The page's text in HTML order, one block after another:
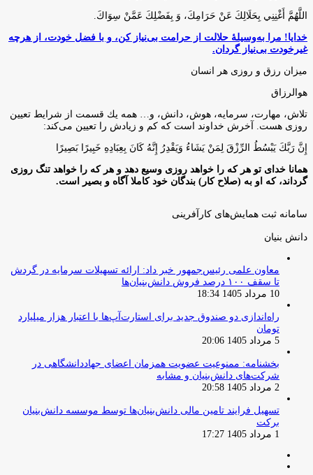
اللَّهُمَّ أَغْنِنِي بِحَلَالِكَ عَنْ حَرَامِكَ، وَ بِفَضْلِكَ عَمَّنْ سِوَاكَ‏.
خدایا! مرا به‌وسیلۀ حلالت از حرامت بی‌نیاز کن، و با فضل خودت، از هرچه
غیرخودت بی‌نیاز گردان.
میزان رزق و روزی هر انسان
هوالرزاق
تلاش، مهارت، سرمايه، هوش، دانش، و… همه يك قسمت از شرايط تعيين
روزى هست. آخرش خداوند است كه كم و زيادش را تعيين مى‌كند:
إِنَّ رَبَّكَ يَبْسُطُ الرِّزْقَ لِمَنْ يَشَاءُ وَيَقْدِرُ إِنَّهُ كَانَ بِعِبَادِهِ خَبِيرًا بَصِيرًا
همانا خدای تو هر که را خواهد روزی وسیع دهد و هر که را خواهد تنگ روزی
گرداند، که او به (صلاح کار) بندگان خود کاملا آگاه و بصیر است.
سامانه ثبت همایش‌های کارآفرینی
دانش‌ بنیان‌
معاون علمی رئیس‌جمهور خبر داد: ارائه تسهیلات سرمایه در گردش
تا سقف ۱۰۰ درصد فروش دانش‌بنیان‌ها
10 مرداد 1405 18:34
راه‌اندازی دو صندوق جدید برای استارت‌آپ‌ها با اعتبار هزار میلیارد
تومان
5 مرداد 1405 20:06
بخشنامه: ممنوعیت عضویت همزمان اعضای جهاددانشگاهی در
شرکت‌های دانش‌بنیان و مشابه
2 مرداد 1405 20:58
تسهیل فرایند تامین مالی دانش‌بنیان‌ها توسط موسسه دانش‌بنیان
برکت
1 مرداد 1405 17:27